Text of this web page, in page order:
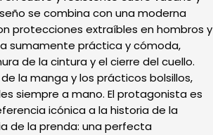
se combina con una moderna
protecciones extraíbles en hombros y
sumamente práctica y cómoda,
de la cintura y el cierre del cuello.
la manga y los prácticos bolsillos,
siempre a mano. El protagonista es
icónica a la historia de la
de la prenda: una perfecta